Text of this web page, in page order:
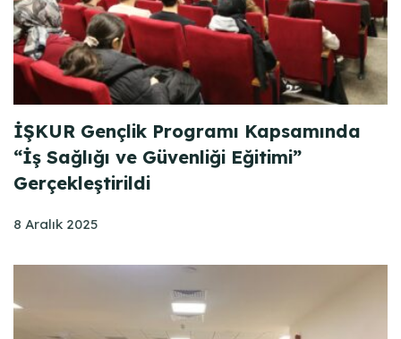
İŞKUR Gençlik Programı Kapsamında
“İş Sağlığı ve Güvenliği Eğitimi”
Gerçekleştirildi
8 Aralık 2025